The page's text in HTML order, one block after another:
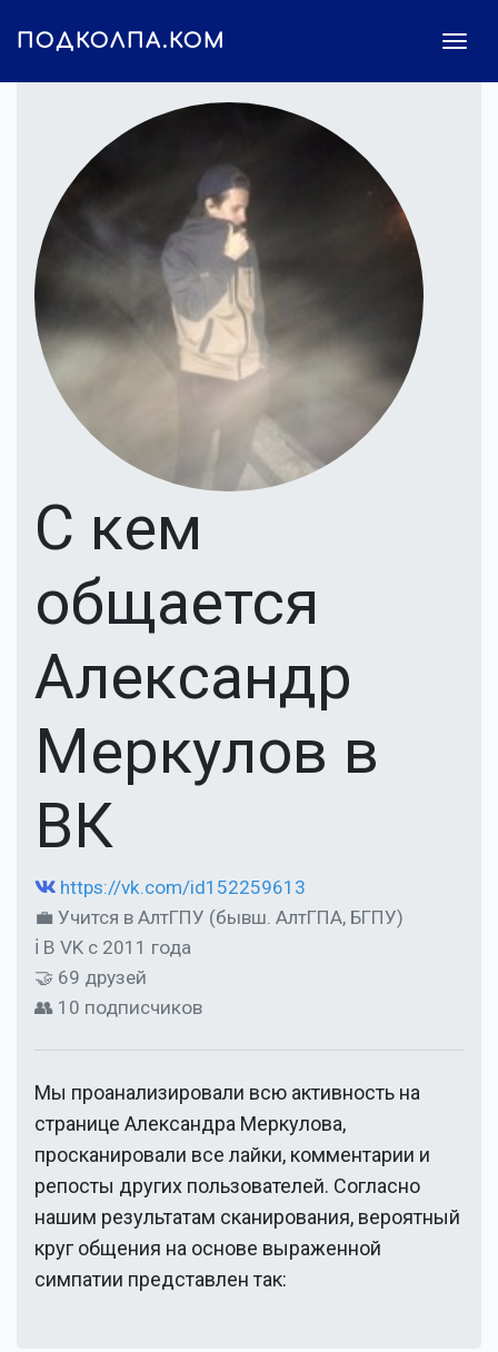
ПОДКОЛПА.КОМ
С кем
общается
Александр
Меркулов в
ВК
https://vk.com/id152259613
💼 Учится в АлтГПУ (бывш. АлтГПА, БГПУ)
ℹ В VK с 2011 года
🤝 69 друзей
👥 10 подписчиков
Мы проанализировали всю активность на
странице Александра Меркулова,
просканировали все лайки, комментарии и
репосты других пользователей. Согласно
нашим результатам сканирования, вероятный
круг общения на основе выраженной
симпатии представлен так: